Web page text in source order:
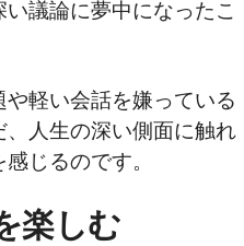
議論に夢中になったこ
軽い会話を嫌っている
人生の深い側面に触れ
じるのです。
楽しむ